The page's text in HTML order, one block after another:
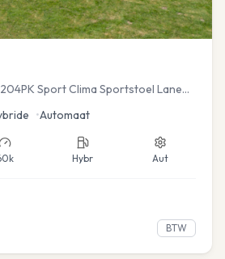
Sport Clima Sportstoel Lane
•Automaat
Hybr Aut
BTW